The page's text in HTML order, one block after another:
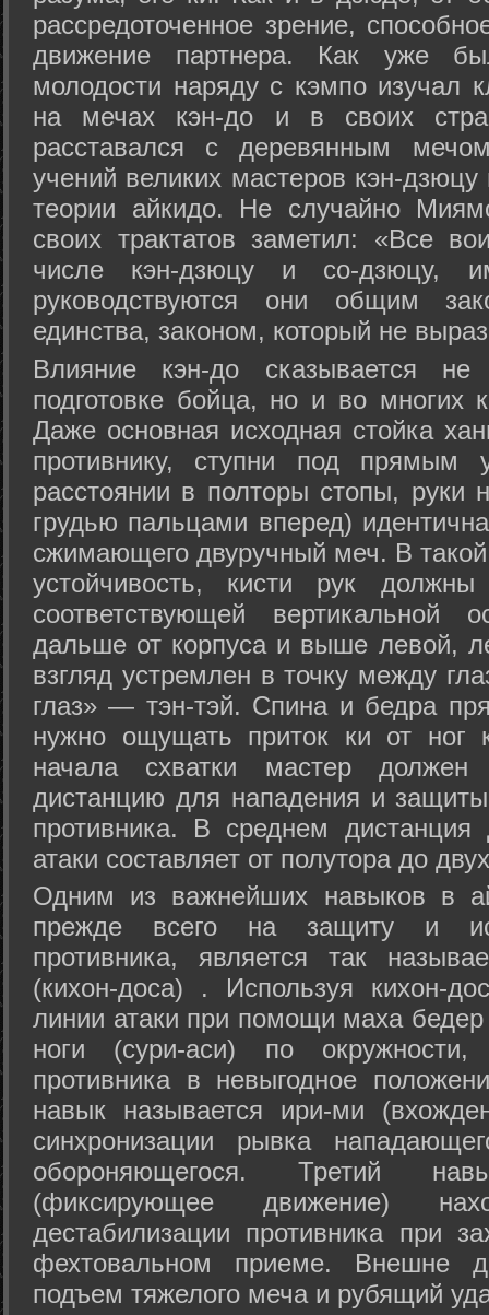
рассредоточенное зрение,
движение партнера. Как уже
молодости наряду с кэмпо изучал
на мечах кэн-до и в своих
расставался с деревянным
учений великих мастеров кэн-
теории айкидо. Не случайно
своих трактатов заметил: «Все
числе кэн-дзюцу и со-дзюцу,
руководствуются они общим
единства, законом, который не
Влияние кэн-до сказывается не
подготовке бойца, но и во многих
Даже основная исходная стойка
противнику, ступни под прямым
расстоянии в полторы стопы, руки
грудью пальцами вперед)
сжимающего двуручный меч. В
устойчивость, кисти рук
соответствующей
дальше от корпуса и выше левой,
взгляд устремлен в точку между
глаз» — тэн-тэй. Спина и бедра
нужно ощущать приток ки от
начала схватки мастер должен
дистанцию для нападения и
противника. В среднем
атаки составляет от полутора до
Одним из важнейших навыков в
прежде всего на защиту и
противника, является так
(кихон-доса) . Используя кихон-
линии атаки при помощи маха
ноги (сури-аси) по
противника в невыгодное
навык называется ири-ми
синхронизации рывка
обороняющегося. Третий
(фиксирующее движение)
дестабилизации противника при
фехтовальном приеме. Внешне
подъем тяжелого меча и рубящий